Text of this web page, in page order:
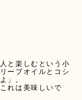
と楽しむという小
ーブオイルとコシ
」。
れは美味しいで